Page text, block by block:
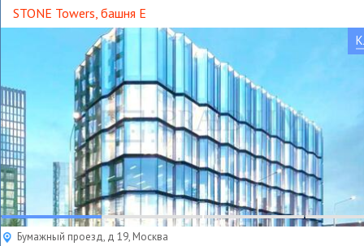
STONE Towers, башня Е
Бумажный проезд, д 19, Москва